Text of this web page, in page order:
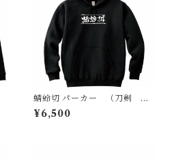
蜻蛉切 パーカー （刀剣 日
本）
¥6,500